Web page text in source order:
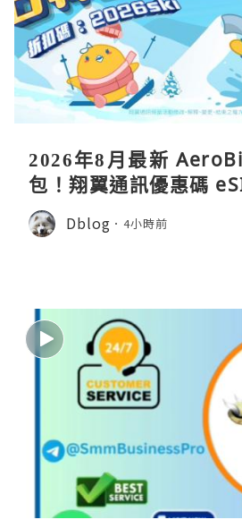
2026年8月最新
包！翔翼通訊優惠碼
點、蝴蝶wifi機教學完整
Dblog 4小時前